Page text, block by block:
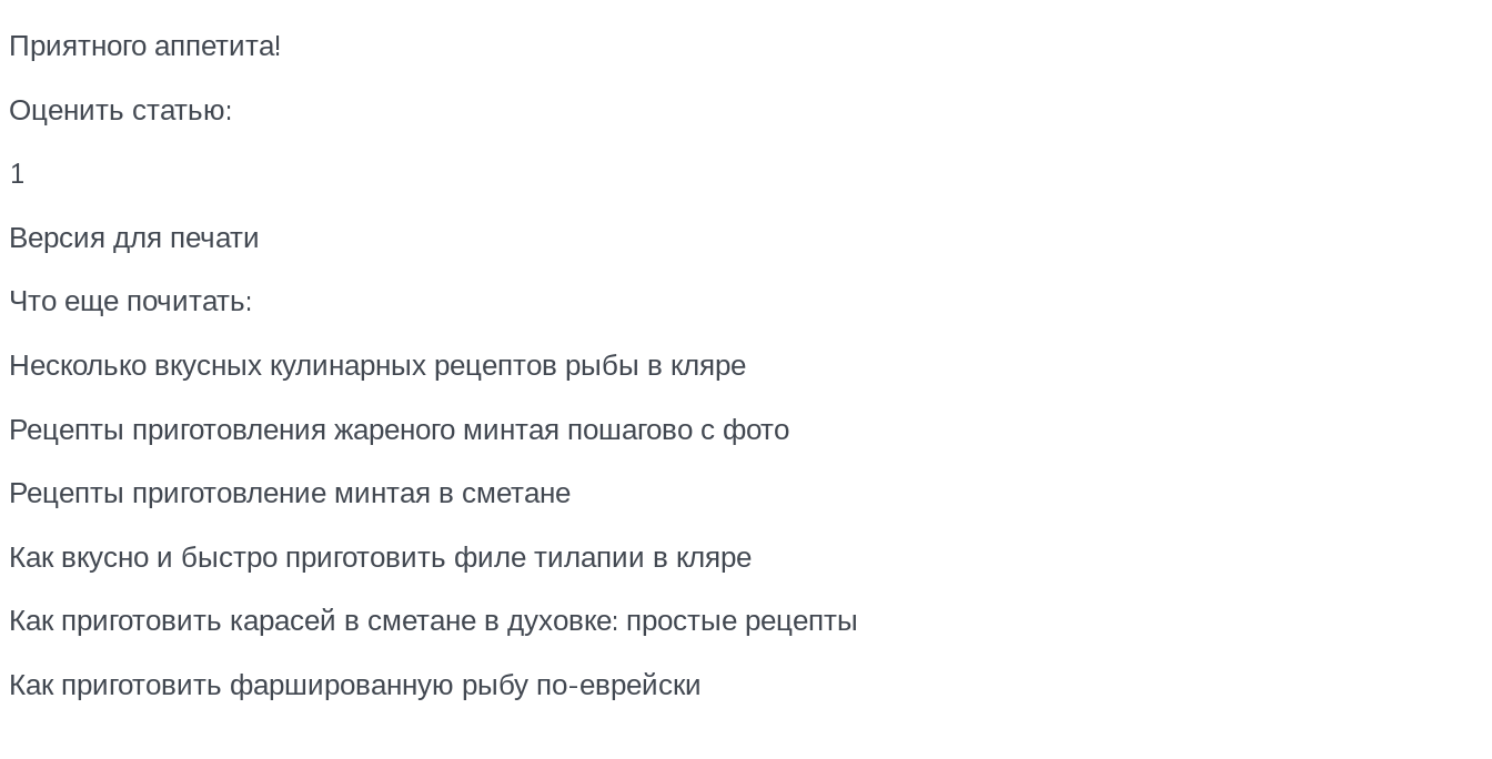
Приятного аппетита!
Оценить статью:
1
Версия для печати
Что еще почитать:
Несколько вкусных кулинарных рецептов рыбы в кляре
Рецепты приготовления жареного минтая пошагово с фото
Рецепты приготовление минтая в сметане
Как вкусно и быстро приготовить филе тилапии в кляре
Как приготовить карасей в сметане в духовке: простые рецепты
Как приготовить фаршированную рыбу по-еврейски